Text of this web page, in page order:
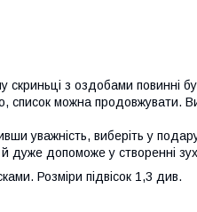
з оздобами повинні
список можна продовжувати.
уважність, виберіть у
дуже допоможе у створенні
Розміри підвісок 1,3 див.